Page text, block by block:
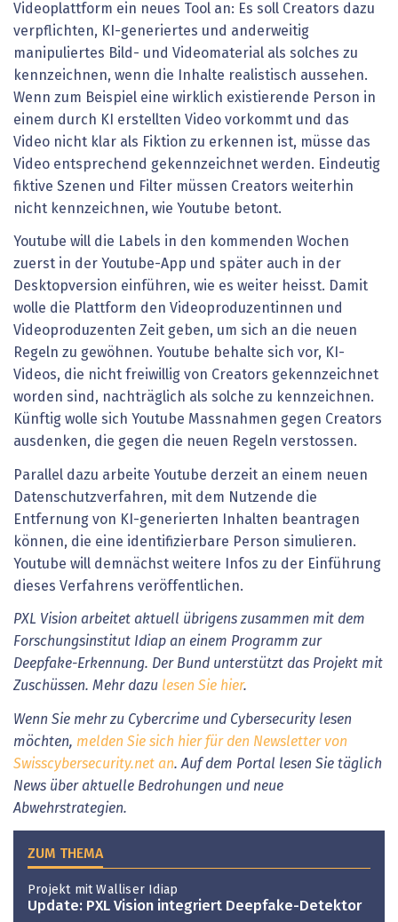
Videoplattform ein neues Tool an: Es soll Creators dazu
verpflichten, KI-generiertes und anderweitig
manipuliertes Bild- und Videomaterial als solches zu
kennzeichnen, wenn die Inhalte realistisch aussehen.
Wenn zum Beispiel eine wirklich existierende Person in
einem durch KI erstellten Video vorkommt und das
Video nicht klar als Fiktion zu erkennen ist, müsse das
Video entsprechend gekennzeichnet werden. Eindeutig
fiktive Szenen und Filter müssen Creators weiterhin
nicht kennzeichnen, wie Youtube betont.
Youtube will die Labels in den kommenden Wochen
zuerst in der Youtube-App und später auch in der
Desktopversion einführen, wie es weiter heisst. Damit
wolle die Plattform den Videoproduzentinnen und
Videoproduzenten Zeit geben, um sich an die neuen
Regeln zu gewöhnen. Youtube behalte sich vor, KI-
Videos, die nicht freiwillig von Creators gekennzeichnet
worden sind, nachträglich als solche zu kennzeichnen.
Künftig wolle sich Youtube Massnahmen gegen Creators
ausdenken, die gegen die neuen Regeln verstossen.
Parallel dazu arbeite Youtube derzeit an einem neuen
Datenschutzverfahren, mit dem Nutzende die
Entfernung von KI-generierten Inhalten beantragen
können, die eine identifizierbare Person simulieren.
Youtube will demnächst weitere Infos zu der Einführung
dieses Verfahrens veröffentlichen.
PXL Vision arbeitet aktuell übrigens zusammen mit dem
Forschungsinstitut Idiap an einem Programm zur
Deepfake-Erkennung. Der Bund unterstützt das Projekt mit
Zuschüssen. Mehr dazu lesen Sie hier.
Wenn Sie mehr zu Cybercrime und Cybersecurity lesen
möchten, melden Sie sich hier für den Newsletter von
Swisscybersecurity.net an. Auf dem Portal lesen Sie täglich
News über aktuelle Bedrohungen und neue
Abwehrstrategien.
ZUM THEMA
Projekt mit Walliser Idiap
Update: PXL Vision integriert Deepfake-Detektor